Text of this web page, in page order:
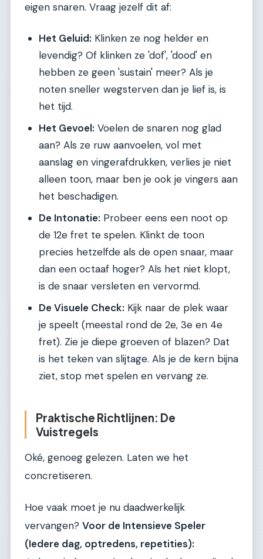
eigen snaren. Vraag jezelf dit af:
Het Geluid: Klinken ze nog helder en
levendig? Of klinken ze 'dof', 'dood' en
hebben ze geen 'sustain' meer? Als je
noten sneller wegsterven dan je lief is, is
het tijd.
Het Gevoel: Voelen de snaren nog glad
aan? Als ze ruw aanvoelen, vol met
aanslag en vingerafdrukken, verlies je niet
alleen toon, maar ben je ook je vingers aan
het beschadigen.
De Intonatie: Probeer eens een noot op
de 12e fret te spelen. Klinkt de toon
precies hetzelfde als de open snaar, maar
dan een octaaf hoger? Als het niet klopt,
is de snaar versleten en vervormd.
De Visuele Check: Kijk naar de plek waar
je speelt (meestal rond de 2e, 3e en 4e
fret). Zie je diepe groeven of blazen? Dat
is het teken van slijtage. Als je de kern bijna
ziet, stop met spelen en vervang ze.
Praktische Richtlijnen: De
Vuistregels
Oké, genoeg gelezen. Laten we het
concretiseren.
Hoe vaak moet je nu daadwerkelijk
vervangen? Voor de Intensieve Speler
(Iedere dag, optredens, repetities):